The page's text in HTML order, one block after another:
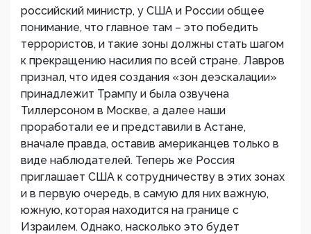
российский министр, у США и России общее
понимание, что главное там – это победить
террористов, и такие зоны должны стать шагом
к прекращению насилия по всей стране. Лавров
признал, что идея создания «зон деэскалации»
принадлежит Трампу и была озвучена
Тиллерсоном в Москве, а далее наши
проработали ее и представили в Астане,
вначале правда, оставив американцев только в
виде наблюдателей. Теперь же Россия
приглашает США к сотрудничеству в этих зонах
и в первую очередь, в самую для них важную,
южную, которая находится на границе с
Израилем. Однако, насколько это будет